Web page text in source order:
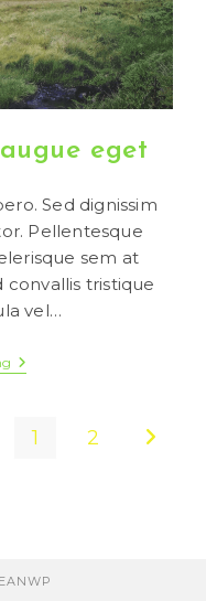
eget
Sed dignissim
Pellentesque
sem at
convallis tristique
vel…
Interdum
Magna
1 2 Go to